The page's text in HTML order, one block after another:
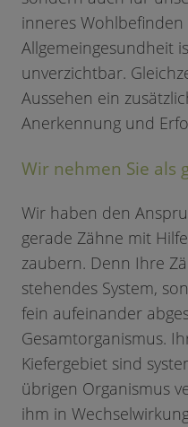
inneres
Allgemeingesundheit
unverzichtbar.
Aussehen ein
Anerkennung und
Wir nehmen Sie als
Wir haben den
gerade Zähne mit
zaubern. Denn Ihre
stehendes System,
fein aufeinander
Gesamtorganismus.
Kiefergebiet sind
übrigen Organismus
ihm in